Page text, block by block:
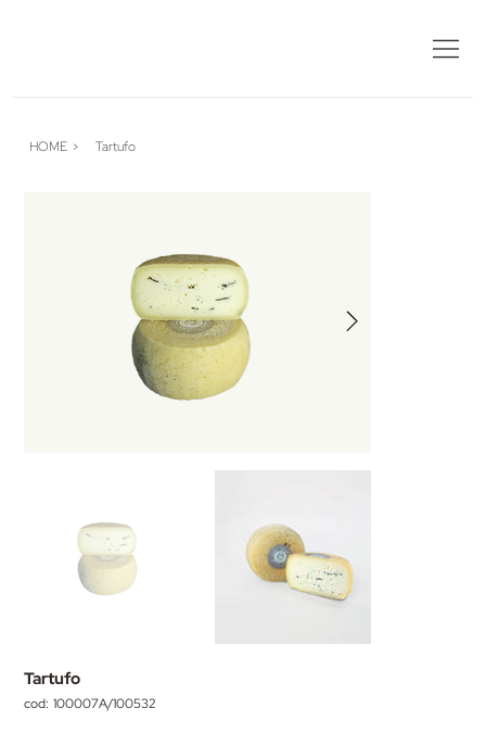
HOME > Tartufo
Tartufo
cod: SKU
100007A/100532
100007A/100532